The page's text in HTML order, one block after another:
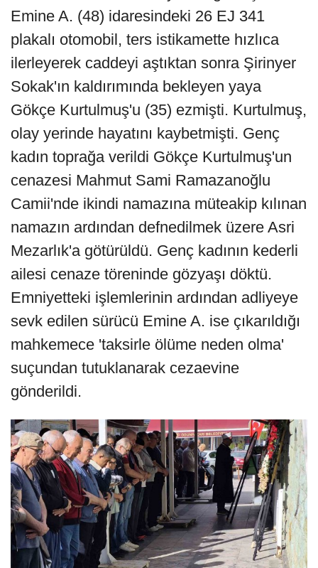
Emine A. (48) idaresindeki 26 EJ 341
plakalı otomobil, ters istikamette hızlıca
ilerleyerek caddeyi aştıktan sonra Şirinyer
Sokak'ın kaldırımında bekleyen yaya
Gökçe Kurtulmuş'u (35) ezmişti. Kurtulmuş,
olay yerinde hayatını kaybetmişti. Genç
kadın toprağa verildi Gökçe Kurtulmuş'un
cenazesi Mahmut Sami Ramazanoğlu
Camii'nde ikindi namazına müteakip kılınan
namazın ardından defnedilmek üzere Asri
Mezarlık'a götürüldü. Genç kadının kederli
ailesi cenaze töreninde gözyaşı döktü.
Emniyetteki işlemlerinin ardından adliyeye
sevk edilen sürücü Emine A. ise çıkarıldığı
mahkemece 'taksirle ölüme neden olma'
suçundan tutuklanarak cezaevine
gönderildi.